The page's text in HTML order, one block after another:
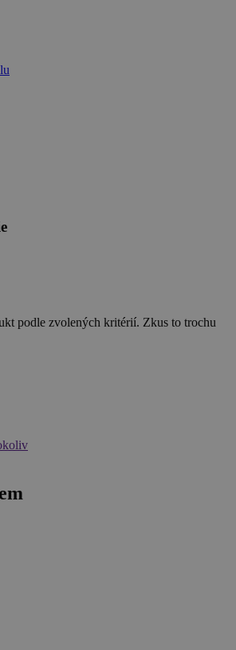
podle zvolených kritérií. Zkus to trochu